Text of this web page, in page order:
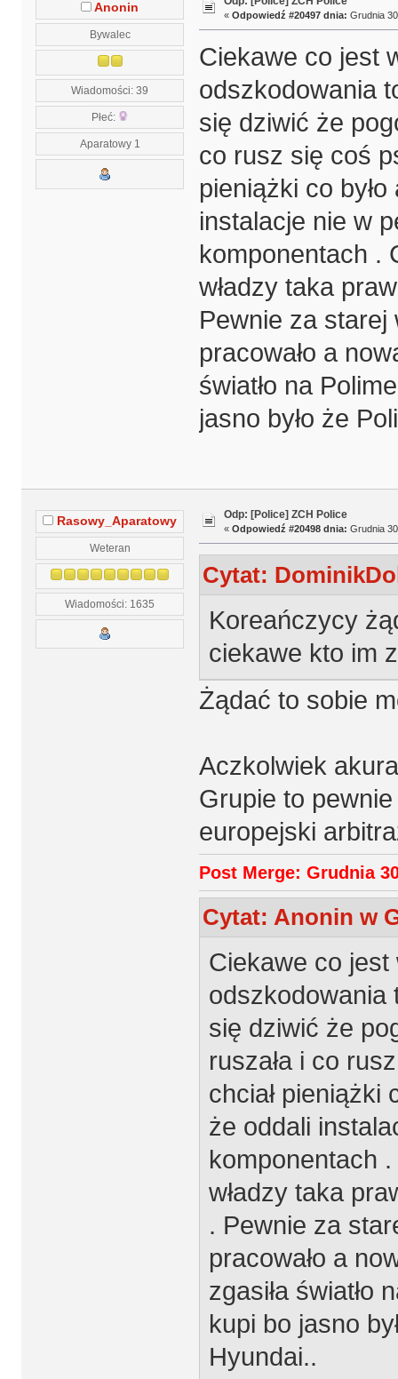
Anonin
Bywalec
Wiadomości: 39
Płeć:
Aparatowy 1
« Odpowiedź #20497 dnia: Grudnia
Ciekawe co jest
odszkodowania
się dziwić że
co rusz się coś
pieniążki co
instalacje nie w
komponentach .
władzy taka
Pewnie za starej
pracowało a
światło na
jasno było że
Rasowy_Aparatowy
Weteran
Wiadomości: 1635
Odp: [Police] ZCH Police
« Odpowiedź #20498 dnia: Grudnia
Cytat:
Koreańczycy
ciekawe kto im
Żądać to sobie
Aczkolwiek
Grupie to pewnie
europejski
Post Merge: Grudnia
Cytat: Anonin w
Ciekawe co jest
odszkodowania
się dziwić że
ruszała i co
chciał pieniążki
że oddali
komponentach
władzy taka
. Pewnie za
pracowało a
zgasiła światło
kupi bo jasno
Hyundai..